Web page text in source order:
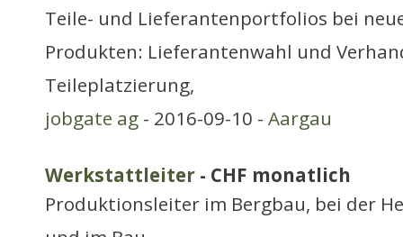
Teile- und Lieferantenportfolios bei
Produkten: Lieferantenwahl und
Teileplatzierung,
jobgate ag - 2016-09-10 - Aargau
Werkstattleiter - CHF monatlich
Produktionsleiter im Bergbau, bei der